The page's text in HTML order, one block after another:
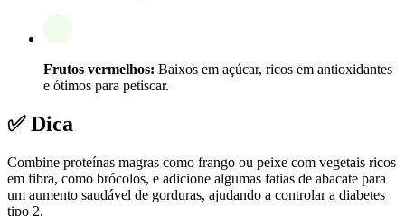
Frutos vermelhos: Baixos em açúcar, ricos em antioxidantes
e ótimos para petiscar.
✅ Dica
Combine proteínas magras como frango ou peixe com vegetais ricos
em fibra, como brócolos, e adicione algumas fatias de abacate para
um aumento saudável de gorduras, ajudando a controlar a diabetes
tipo 2.